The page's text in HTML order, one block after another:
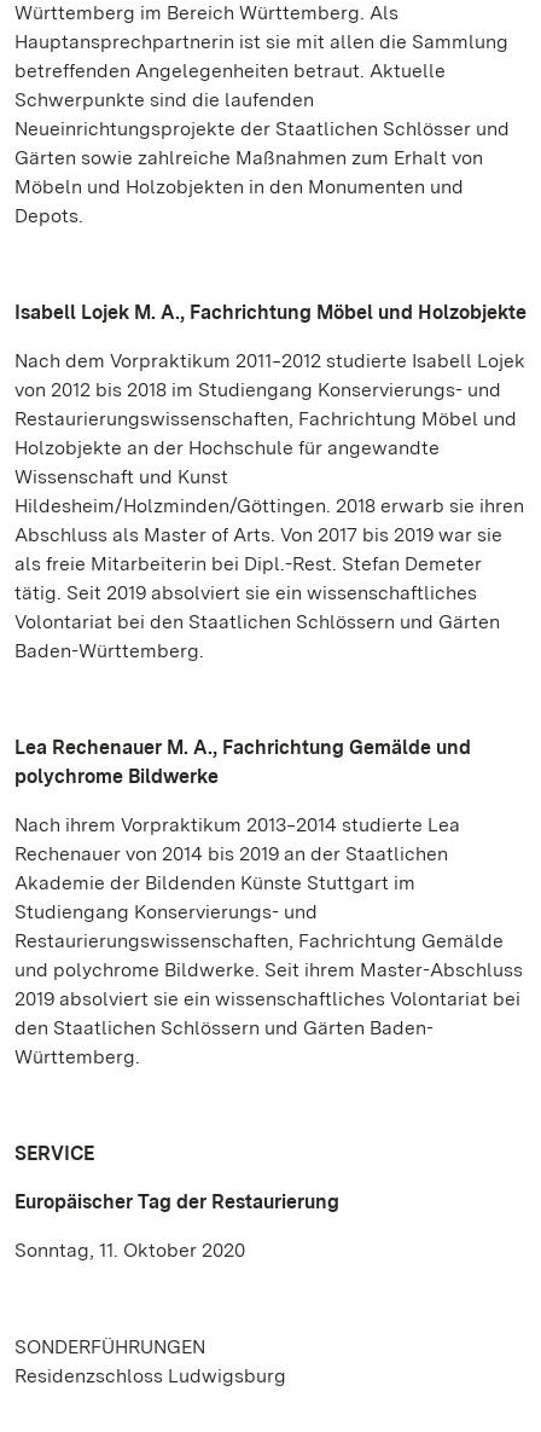
Württemberg im Bereich Württemberg. Als
Hauptansprechpartnerin ist sie mit allen die Sammlung
betreffenden Angelegenheiten betraut. Aktuelle
Schwerpunkte sind die laufenden
Neueinrichtungsprojekte der Staatlichen Schlösser und
Gärten sowie zahlreiche Maßnahmen zum Erhalt von
Möbeln und Holzobjekten in den Monumenten und
Depots.
Isabell Lojek M. A., Fachrichtung Möbel und Holzobjekte
Nach dem Vorpraktikum 2011‒2012 studierte Isabell Lojek
von 2012 bis 2018 im Studiengang Konservierungs- und
Restaurierungswissenschaften, Fachrichtung Möbel und
Holzobjekte an der Hochschule für angewandte
Wissenschaft und Kunst
Hildesheim/Holzminden/Göttingen. 2018 erwarb sie ihren
Abschluss als Master of Arts. Von 2017 bis 2019 war sie
als freie Mitarbeiterin bei Dipl.-Rest. Stefan Demeter
tätig. Seit 2019 absolviert sie ein wissenschaftliches
Volontariat bei den Staatlichen Schlössern und Gärten
Baden-Württemberg.
Lea Rechenauer M. A., Fachrichtung Gemälde und
polychrome Bildwerke
Nach ihrem Vorpraktikum 2013‒2014 studierte Lea
Rechenauer von 2014 bis 2019 an der Staatlichen
Akademie der Bildenden Künste Stuttgart im
Studiengang Konservierungs- und
Restaurierungswissenschaften, Fachrichtung Gemälde
und polychrome Bildwerke. Seit ihrem Master-Abschluss
2019 absolviert sie ein wissenschaftliches Volontariat bei
den Staatlichen Schlössern und Gärten Baden-
Württemberg.
SERVICE
Europäischer Tag der Restaurierung
Sonntag, 11. Oktober 2020
SONDERFÜHRUNGEN
Residenzschloss Ludwigsburg